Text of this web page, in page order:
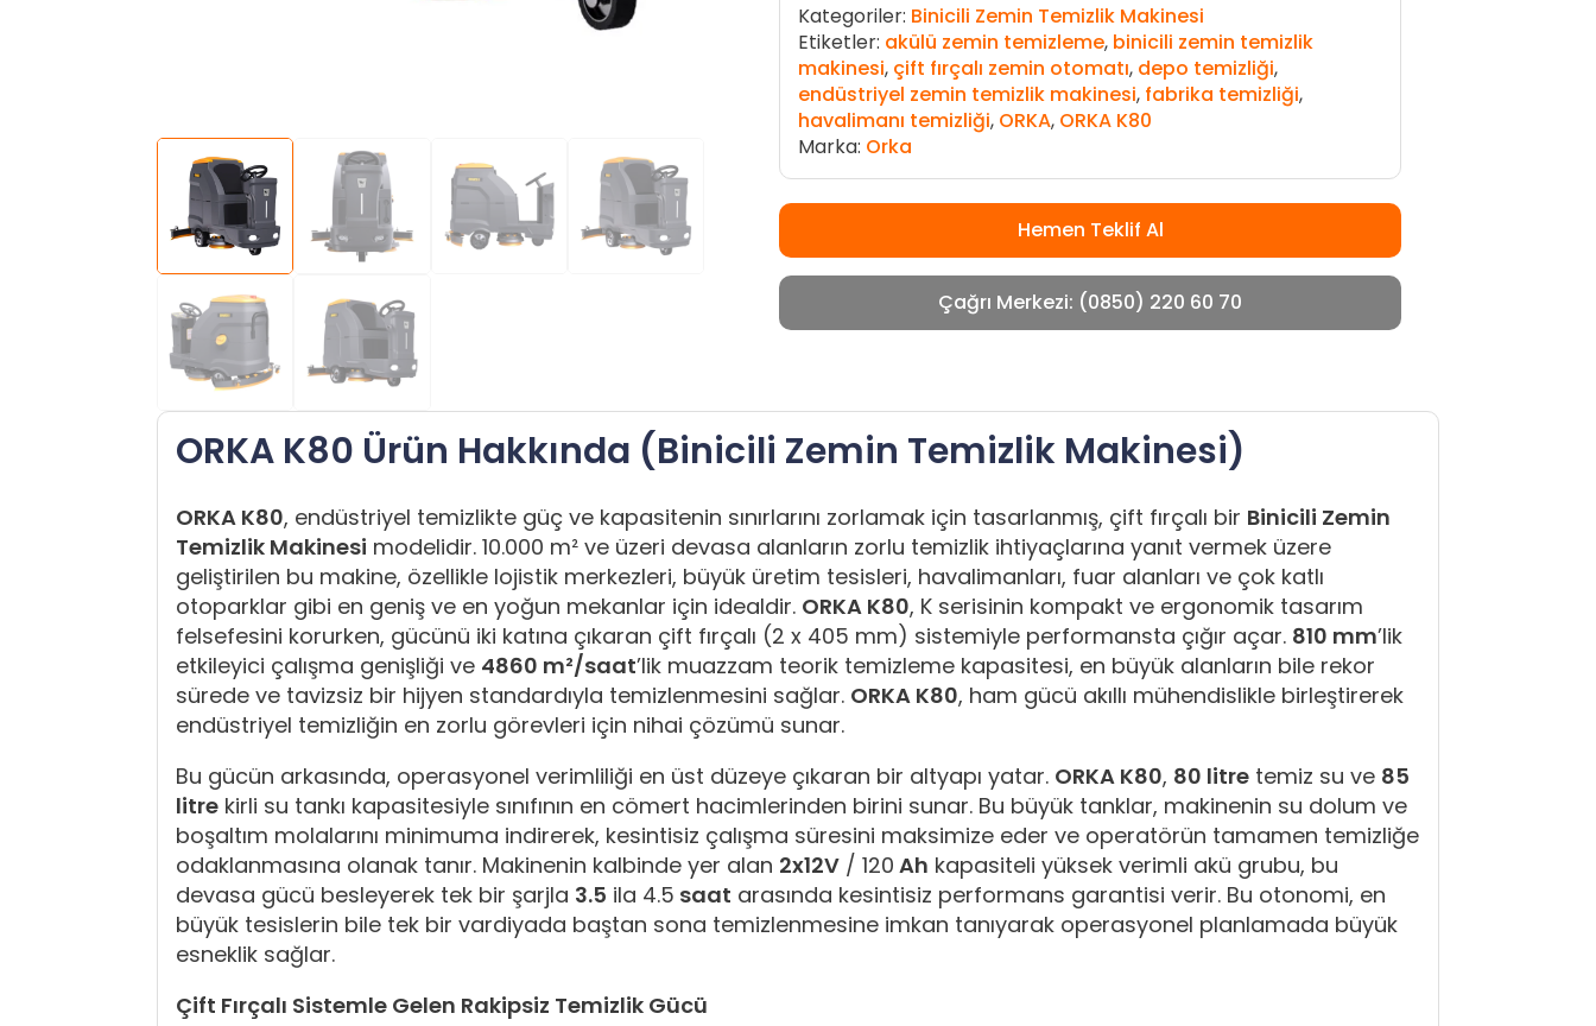
Kategoriler: Binicili Zemin Temizlik Makinesi
Etiketler: akülü zemin temizleme, binicili zemin temizlik
makinesi, çift fırçalı zemin otomatı, depo temizliği,
endüstriyel zemin temizlik makinesi, fabrika temizliği,
havalimanı temizliği, ORKA, ORKA K80
Marka: Orka
Hemen Teklif Al
Çağrı Merkezi: (0850) 220 60 70
ORKA K80 Ürün Hakkında (Binicili Zemin Temizlik Makinesi)
ORKA K80, endüstriyel temizlikte güç ve kapasitenin sınırlarını zorlamak için tasarlanmış, çift fırçalı bir Binicili Zemin
Temizlik Makinesi modelidir. 10.000 m² ve üzeri devasa alanların zorlu temizlik ihtiyaçlarına yanıt vermek üzere
geliştirilen bu makine, özellikle lojistik merkezleri, büyük üretim tesisleri, havalimanları, fuar alanları ve çok katlı
otoparklar gibi en geniş ve en yoğun mekanlar için idealdir. ORKA K80, K serisinin kompakt ve ergonomik tasarım
felsefesini korurken, gücünü iki katına çıkaran çift fırçalı (2 x 405 mm) sistemiyle performansta çığır açar. 810 mm’lik
etkileyici çalışma genişliği ve 4860 m²/saat’lik muazzam teorik temizleme kapasitesi, en büyük alanların bile rekor
sürede ve tavizsiz bir hijyen standardıyla temizlenmesini sağlar. ORKA K80, ham gücü akıllı mühendislikle birleştirerek
endüstriyel temizliğin en zorlu görevleri için nihai çözümü sunar.
Bu gücün arkasında, operasyonel verimliliği en üst düzeye çıkaran bir altyapı yatar. ORKA K80, 80 litre temiz su ve 85
litre kirli su tankı kapasitesiyle sınıfının en cömert hacimlerinden birini sunar. Bu büyük tanklar, makinenin su dolum ve
boşaltım molalarını minimuma indirerek, kesintisiz çalışma süresini maksimize eder ve operatörün tamamen temizliğe
odaklanmasına olanak tanır. Makinenin kalbinde yer alan 2x12V / 120 Ah kapasiteli yüksek verimli akü grubu, bu
devasa gücü besleyerek tek bir şarjla 3.5 ila 4.5 saat arasında kesintisiz performans garantisi verir. Bu otonomi, en
büyük tesislerin bile tek bir vardiyada baştan sona temizlenmesine imkan tanıyarak operasyonel planlamada büyük
esneklik sağlar.
Çift Fırçalı Sistemle Gelen Rakipsiz Temizlik Gücü